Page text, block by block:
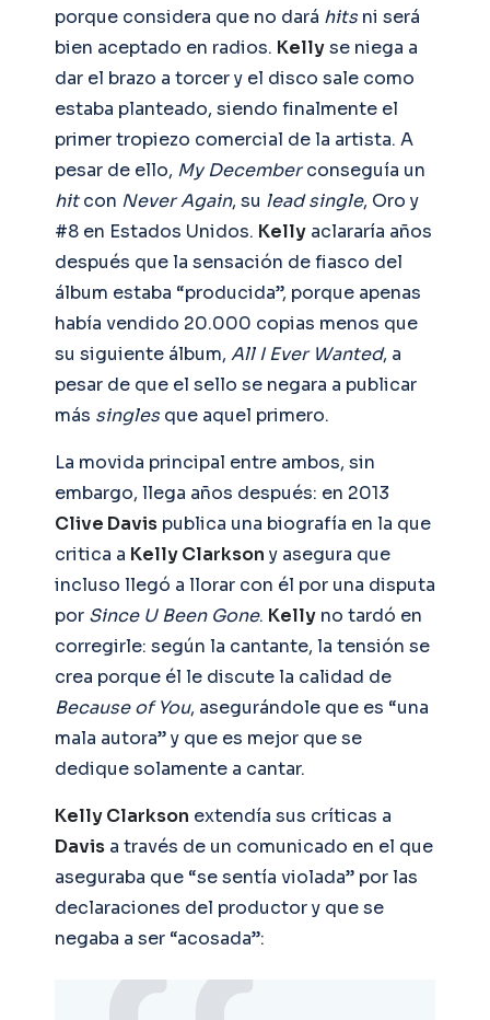
porque considera que no dará hitsni será
bien aceptado en radios. Kellyse niega a
dar el brazo a torcer y el disco sale como
estaba planteado, siendo finalmente el
primer tropiezo comercial de la artista. A
pesar de ello, My Decemberconseguía un
hitcon Never Again, su lead single, Oro y
#8 en Estados Unidos. Kelly aclararía años
después que la sensación de fiasco del
álbum estaba “producida”, porque apenas
había vendido 20.000 copias menos que
su siguiente álbum, All I Ever Wanted, a
pesar de que el sello se negara a publicar
más singlesque aquel primero.
La movida principal entre ambos, sin
embargo, llega años después: en 2013
Clive Davis publica una biografía en la que
critica a Kelly Clarkson y asegura que
incluso llegó a llorar con él por una disputa
por Since U Been Gone. Kelly no tardó en
corregirle: según la cantante, la tensión se
crea porque él le discute la calidad de
Because of You, asegurándole que es “una
mala autora” y que es mejor que se
dedique solamente a cantar.
Kelly Clarkson extendía sus críticas a
Davis a través de un comunicado en el que
aseguraba que “se sentía violada” por las
declaraciones del productor y que se
negaba a ser “acosada”: